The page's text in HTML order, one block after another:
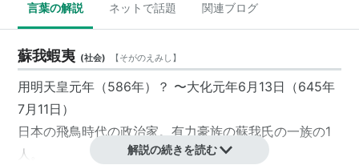
言葉の解説 ネットで話題 関連ブログ
蘇我蝦夷 (社会) 【そがのえみし 】
用明天皇元年（586年）？ 〜大化元年6月13日（645年
7月11日）
日本の飛鳥時代の政治家。有力豪族の蘇我氏の一族の1
人。
解説の続きを読む